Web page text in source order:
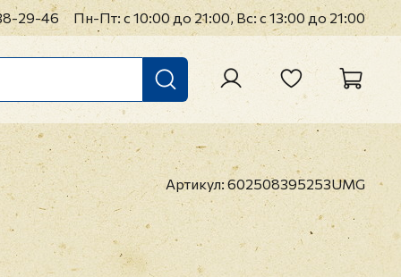
29-46 Пн-Пт: с 10:00 до 21:00, Вс: с 13:00 до 21:00
Артикул: 602508395253UMG